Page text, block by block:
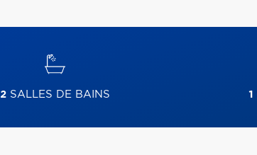
2SALLES DE BAINS 1